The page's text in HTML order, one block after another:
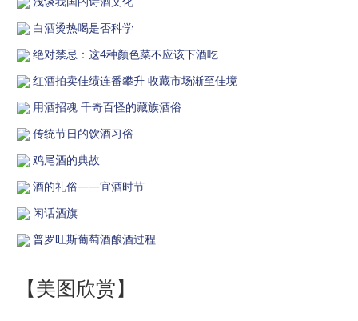
白酒烫热喝是否科学
绝对禁忌：这4种颜色菜不应该下酒吃
红酒拍卖佳绩连番攀升 收藏市场渐至佳境
用酒招魂 千奇百怪的藏族酒俗
传统节日的饮酒习俗
鸡尾酒的典故
酒的礼俗——宜酒时节
闲话酒旗
普罗旺斯葡萄酒酿酒过程
【美图欣赏】